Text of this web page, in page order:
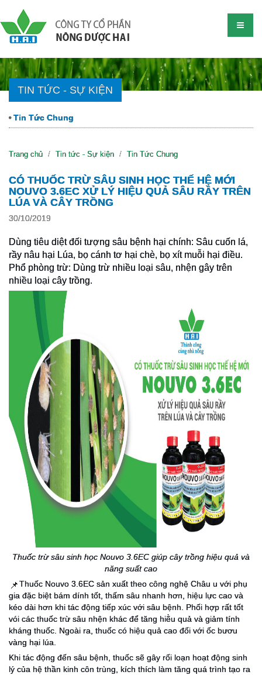
TIN TỨC - SỰ KIỆN
Tin Tức Chung
Trang chủ Tin tức - Sự kiện Tin Tức Chung
CÓ THUỐC TRỪ SÂU SINH HỌC THẾ HỆ MỚI
NOUVO 3.6EC XỬ LÝ HIỆU QUẢ SÂU RẦY TRÊN
LÚA VÀ CÂY TRỒNG
30/10/2019
Dùng tiêu diệt đối tượng sâu bệnh hại chính: Sâu cuốn lá,
rầy nâu hại Lúa, bọ cánh tơ hại chè, bọ xít muỗi hại điều.
Phổ phòng trừ: Dùng trừ nhiều loại sâu, nhện gây trên
nhiều loại cây trồng.
Thuốc trừ sâu sinh học Nouvo 3.6EC giúp cây trồng hiệu quả và
năng suất cao
📌Thuốc Nouvo 3.6EC sản xuất theo công nghệ Châu u với phụ
gia đặc biệt bám dính tốt, thấm sâu nhanh hơn, hiệu lực cao và
kéo dài hơn khi tác động tiếp xúc với sâu bệnh. Phối hợp rất tốt
vói các thuốc trừ sâu nhện khác để tăng hiẽ̀u quả và giảm tính
kháng thuốc. Ngoài ra, thuốc có hiệu quả cao đối với ốc bươu
vàng hại lúa.
Khi tác động đến sâu bệnh, thuốc sẽ gây rối loạn hoạt động sinh
lý của hệ thần kinh côn trùng, kích thích làm tăng quá trình tạo ra